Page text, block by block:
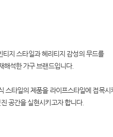
티지 스타일과 헤리티지 감성의 무드를
해석한 가구 브랜드입니다.
스타일의 제품을 라이프스타일에 접목시
공간을 실현시키고자 합니다.